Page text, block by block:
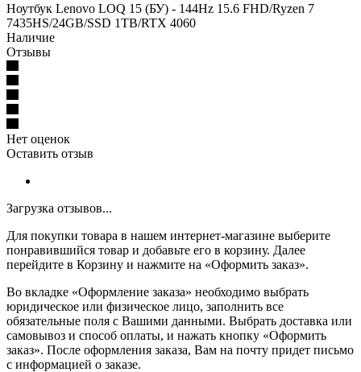
Ноутбук Lenovo LOQ 15 (БУ) - 144Hz 15.6 FHD/Ryzen 7
7435HS/24GB/SSD 1TB/RTX 4060
Наличие
Отзывы
Нет оценок
Оставить отзыв
Загрузка отзывов...
Для покупки товара в нашем интернет-магазине выберите
понравившийся товар и добавьте его в корзину. Далее
перейдите в Корзину и нажмите на «Оформить заказ».
Во вкладке «Оформление заказа» необходимо выбрать
юридическое или физическое лицо, заполнить все
обязательные поля с Вашими данными. Выбрать доставка или
самовывоз и способ оплаты, и нажать кнопку «Оформить
заказ». После оформления заказа, Вам на почту придет письмо
с информацией о заказе.